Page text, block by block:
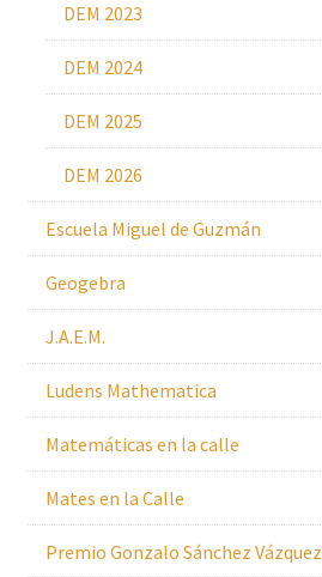
DEM 2023
DEM 2024
DEM 2025
DEM 2026
Escuela Miguel de Guzmán
Geogebra
J.A.E.M.
Ludens Mathematica
Matemáticas en la calle
Mates en la Calle
Premio Gonzalo Sánchez Vázquez